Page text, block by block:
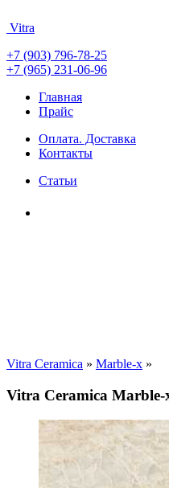
Vitra
+7 (903) 796-78-25
+7 (965) 231-06-96
Главная
Прайс
Оплата. Доставка
Контакты
Статьи
Vitra Ceramica » Marble-x »
Vitra Ceramica Marble-